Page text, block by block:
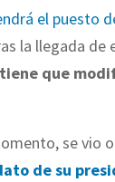
el puesto
la llegada de
que
se vio
de su